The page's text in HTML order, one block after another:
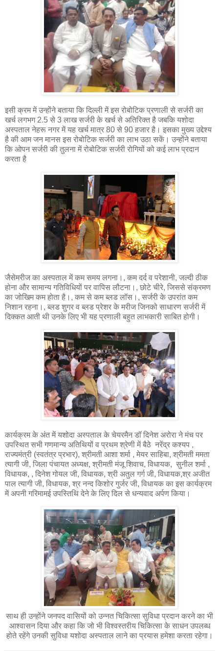
इसी क्रम में उन्होंने बताया कि दिल्ली में इस रोबोटिक प्रणाली से सर्जरी का
खर्च लगभग 2.5 से 3 लाख सर्जरी के खर्च से अतिरिक्त है जबकि यशोदा
अस्पताल नेहरू नगर में यह खर्च मात्र 80 से 90 हजार है। इसका मुख्य उद्देश्य
है की आम जन मानस इस रोबोटिक सर्जरी का लाभ उठा सकें। उन्होंने बताया
कि ओपन सर्जरी की तुलना में रोबोटिक सर्जरी रोगियों को कई लाभ प्रदान
करता है
जैसेमरीज का अस्पताल में कम समय लगना।, कम दर्द व परेशानी, जल्दी ठीक
होना और सामान्य गतिविधियों पर वापिस लौटना।, छोटे चीरे, जिससे संक्रमण
का जोखिम कम होता है।, कम से कम ब्लड लॉस।, सर्जरी के उपरांत कम
निशान रहना।, ब्लड शुगर व ब्लड प्रेशर के मरीज जिनको साधारण सर्जरी में
दिक्कत आती थी उनके लिए भी यह प्रणाली बहुत लाभकारी साबित होगी।
कार्यक्रम के अंत में यशोदा अस्पताल के चेयरमैन डॉ दिनेश अरोरा ने मंच पर
उपस्थित सभी गणमान्य अतिथियों व प्रथम श्रेणी में बैठे नरेंद्र कश्यप ,
राज्यमंत्री (स्वतंत्र प्रभार), श्रीमती आशा शर्मा , मेयर साहिबा, श्रीमती ममता
त्यागी जी, जिला पंचायत अध्यक्ष, श्रीमती मंजू शिवाच, विधायक, सुनील शर्मा ,
विधायक, , दिनेश गोयल जी, विधायक, श्री अतुल गर्ग जी, विधायक,श्र अजीत
पाल त्यागी जी, विधायक, श्र नन्द किशोर गुर्जर जी, विधायक का इस कार्यक्रम
में अपनी गरिमामई उपस्तिथि देने के लिए दिल से धन्यवाद अर्पण किया।
साथ ही उन्होंने जनपद वासियों को उन्नत चिकित्सा सुविधा प्रदान करने का भी
आश्वासन दिया और कहा कि जो भी विश्वस्तरीय चिकित्सा के साधन उपलब्ध
होते रहेंगे उनकी सुविधा यशोदा अस्पताल लाने का प्रयास हमेशा करता रहेगा।